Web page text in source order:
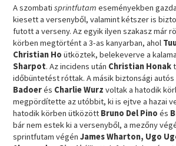
A szombatisprintfutam eseményekben
kiesett a versenyből, valamint kétszer is
futott a verseny. Az egyik ilyen szakasz már
körben megtörtént a 3-as kanyarban, ahol
Christian Hoütköztek, belekeverve a
Sharpot. Az incidens után Christian Honak
időbüntetést róttak. A másik biztonsági
Badoerés Charlie Wurz voltak a hatodik
megpördítette az utóbbit, ki is ejtve a hazai
hatodik körben ütközött Bruno Del Pino és
bár nem estek ki a versenyből, a mezőny
sprintfutam végénJames Wharton, Ugo